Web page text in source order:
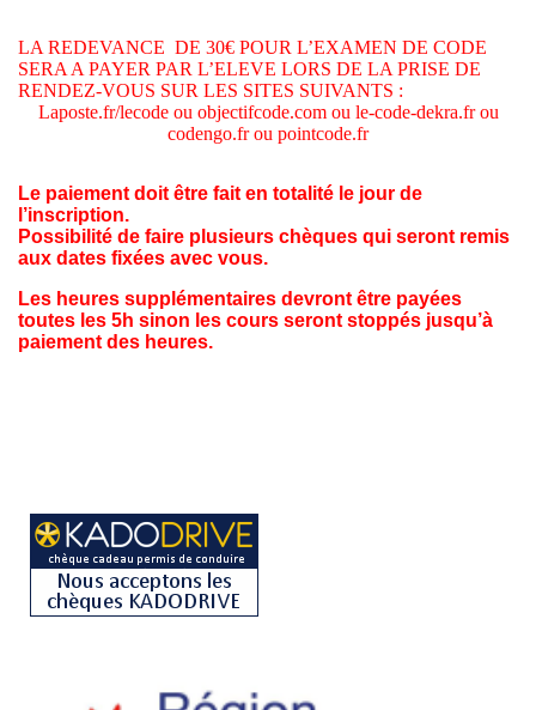
LA REDEVANCE DE 30€ POUR L’EXAMEN DE CODE
SERA A PAYER PAR L’ELEVE LORS DE LA PRISE DE
RENDEZ-VOUS SUR LES SITES SUIVANTS :
Laposte.fr/lecode ou objectifcode.com ou le-code-dekra.fr ou
codengo.fr ou pointcode.fr
Le paiement doit être fait en totalité le jour de
l’inscription.
Possibilité de faire plusieurs chèques qui seront remis
aux dates fixées avec vous.
Les heures supplémentaires devront être payées
toutes les 5h sinon les cours seront stoppés jusqu’à
paiement des heures.